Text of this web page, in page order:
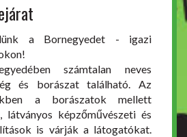
a Bornegyedet - igazi
számtalan neves
és borászat található. Az
a borászatok mellett
látványos képzőművészeti és
is várják a látogatókat.